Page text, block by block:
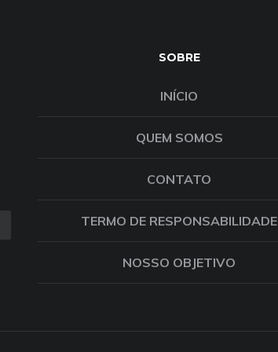
SOBRE
INÍCIO
QUEM SOMOS
CONTATO
TERMO DE RESPONSABILIDADE
NOSSO OBJETIVO